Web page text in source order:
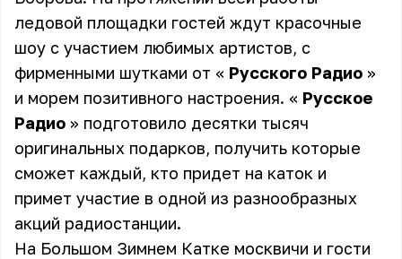
ледовой площадки гостей ждут красочные
шоу с участием любимых артистов, с
фирменными шутками от « Русского Радио »
и морем позитивного настроения. « Русское
Радио » подготовило десятки тысяч
оригинальных подарков, получить которые
сможет каждый, кто придет на каток и
примет участие в одной из разнообразных
акций радиостанции.
На Большом Зимнем Катке москвичи и гости